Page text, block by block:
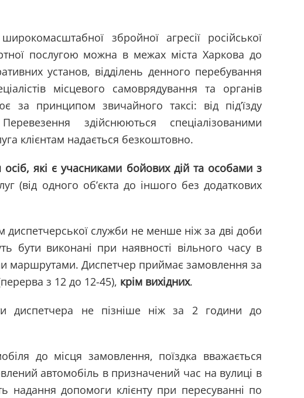
збройної агресії російської
послугою можна в межах міста Харкова до
установ, відділень денного перебування
місцевого самоврядування та органів
за принципом звичайного таксі: від під’їзду
здійснюються спеціалізованими
клієнтам надається безкоштовно.
осіб, які є учасниками бойових дій та особами з
(від одного об’єкта до іншого без додаткових
служби не менше ніж за дві доби
бути виконані при наявності вільного часу в
маршрутами. Диспетчер приймає замовлення за
з 12 до 12-45), крім вихідних.
диспетчера не пізніше ніж за 2 години до
до місця замовлення, поїздка вважається
автомобіль в призначений час на вулиці в
надання допомоги клієнту при пересуванні по